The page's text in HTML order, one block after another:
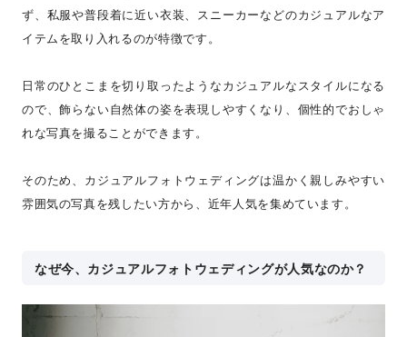
ず、私服や普段着に近い衣装、スニーカーなどのカジュアルなア
イテムを取り入れるのが特徴です。
日常のひとこまを切り取ったようなカジュアルなスタイルになる
ので、飾らない自然体の姿を表現しやすくなり、個性的でおしゃ
れな写真を撮ることができます。
そのため、カジュアルフォトウェディングは温かく親しみやすい
雰囲気の写真を残したい方から、近年人気を集めています。
なぜ今、カジュアルフォトウェディングが人気なのか？